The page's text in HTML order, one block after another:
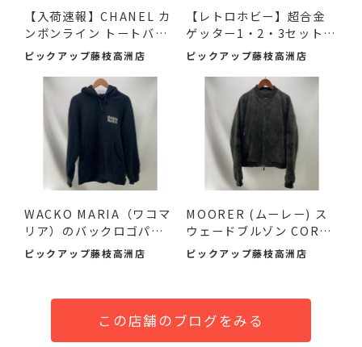
【入荷速報】CHANEL カ
ンボンライン トートバッ
グ...
ピックアップ藤枝高洲店
【レトロホビー】超合金
ゲッター1・2・3セット
（2...
ピックアップ藤枝高洲店
WACKO MARIA（ワコマ
リア）のバックロゴパー
カーが！
ピックアップ藤枝高洲店
MOORER (ムーレー) ス
ウェードブルゾン COREL
I-UR ...
ピックアップ藤枝高洲店
この店舗のブログをみる